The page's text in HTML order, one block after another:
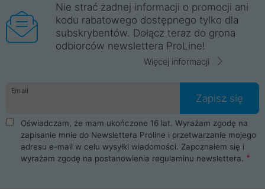
Nie strać żadnej informacji o promocji ani
kodu rabatowego dostępnego tylko dla
subskrybentów. Dołącz teraz do grona
odbiorców newslettera ProLine!
Więcej informacji
Email
Zapisz się
Oświadczam, że mam ukończone 16 lat. Wyrażam zgodę na
zapisanie mnie do Newslettera Proline i przetwarzanie mojego
adresu e-mail w celu wysyłki wiadomości. Zapoznałem się i
wyrażam zgodę na postanowienia regulaminu newslettera.